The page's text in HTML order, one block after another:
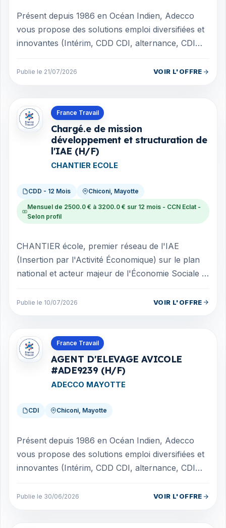
Présent depuis 1986 en Océan Indien, Adecco
vous propose des solutions emploi diversifiées et
innovantes (Intérim, CDD CDI, alternance, CDI
Publie le 21/07/2026 VOIR L'OFFRE
France Travail
Chargé.e de mission
développement et structuration de
l'IAE (H/F)
CHANTIER ECOLE
CDD - 12 Mois Chiconi, Mayotte
Mensuel de 2500.0 € à 3200.0 € sur 12 mois - CCN Eclat -
Selon profil
CHANTIER école, premier réseau de l'IAE
(Insertion par l'Activité Économique) sur le plan
national et acteur majeur de l'Économie Sociale et
Publie le 10/07/2026 VOIR L'OFFRE
Offres en Mayotte
France Travail
AGENT D'ELEVAGE AVICOLE
#ADE9239 (H/F)
ADECCO MAYOTTE
CDI Chiconi, Mayotte
Présent depuis 1986 en Océan Indien, Adecco
vous propose des solutions emploi diversifiées et
innovantes (Intérim, CDD CDI, alternance, CDI
Publie le 30/06/2026 VOIR L'OFFRE
Offres en Mayotte